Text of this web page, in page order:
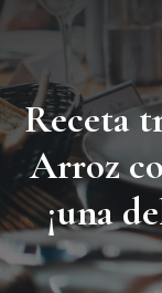
Receta
Arroz
¡una